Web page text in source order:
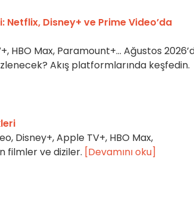
Netflix, Disney+ ve Prime Video’da
HBO Max, Paramount+… Ağustos
Akış platformlarında keşfedin.
Disney+, Apple TV+, HBO Max,
filmler ve diziler. [Devamını oku]